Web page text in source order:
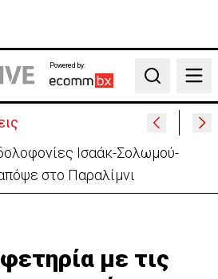
Powered by:
Search
Πότε τίθεται σε ισχύ η
με τις